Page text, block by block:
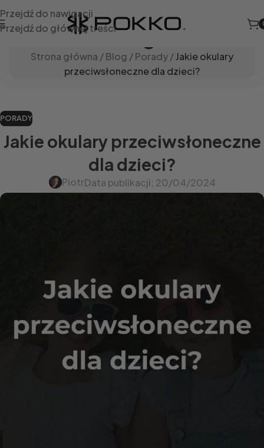
Przejdź do nawigacji
Przejdź do głównej treściBlog
Strona główna /Blog /Porady/Jakie okulary
przeciwsłoneczne dla dzieci?
PORADY
Jakie okulary przeciwsłoneczne
dla dzieci?
PiotrData publikacji: 20/04/2024